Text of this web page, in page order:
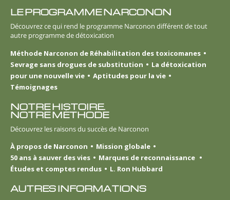
LE PROGRAMME NARCONON
Découvrez ce qui rend le programme Narconon différent de tout
autre programme de détoxication
Méthode Narconon de Réhabilitation des toxicomanes
Sevrage sans drogues de substitution
La détoxication
pour une nouvelle vie
Aptitudes pour la vie
Témoignages
NOTRE HISTOIRE.
NOTRE MÉTHODE
Découvrez les raisons du succès de Narconon
À propos de Narconon
Mission globale
50 ans à sauver des vies
Marques de reconnaissance
Études et comptes rendus
L. Ron Hubbard
AUTRES INFORMATIONS